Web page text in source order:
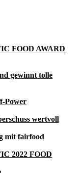
FOOD AWARD
gewinnt tolle
Power
wertvoll
mit fairfood
2022 FOOD